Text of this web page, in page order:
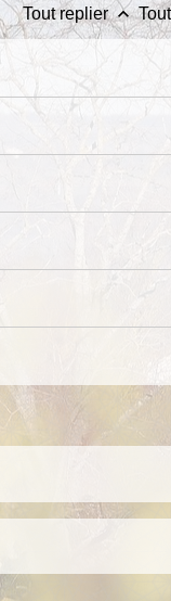
Tout replierkeyboard_arrow_up